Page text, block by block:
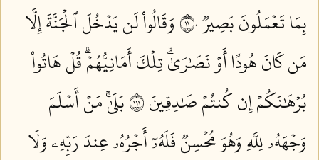
بِمَا تَعۡمَلُونَ بَصِيرٞ ١١٠
وَقَالُواْ لَن يَدۡخُلَ ٱلۡجَنَّةَ إِلَّا
مَن كَانَ هُودًا أَوۡ نَصَٰرَىٰۗ تِلۡكَ أَمَانِيُّهُمۡۗ قُلۡ هَاتُواْ
بُرۡهَٰنَكُمۡ إِن كُنتُمۡ صَٰدِقِينَ ١١١
بَلَىٰۚ مَنۡ أَسۡلَمَ
وَجۡهَهُۥ لِلَّهِ وَهُوَ مُحۡسِنٞ فَلَهُۥٓ أَجۡرُهُۥ عِندَ رَبِّهِۦ وَلَا